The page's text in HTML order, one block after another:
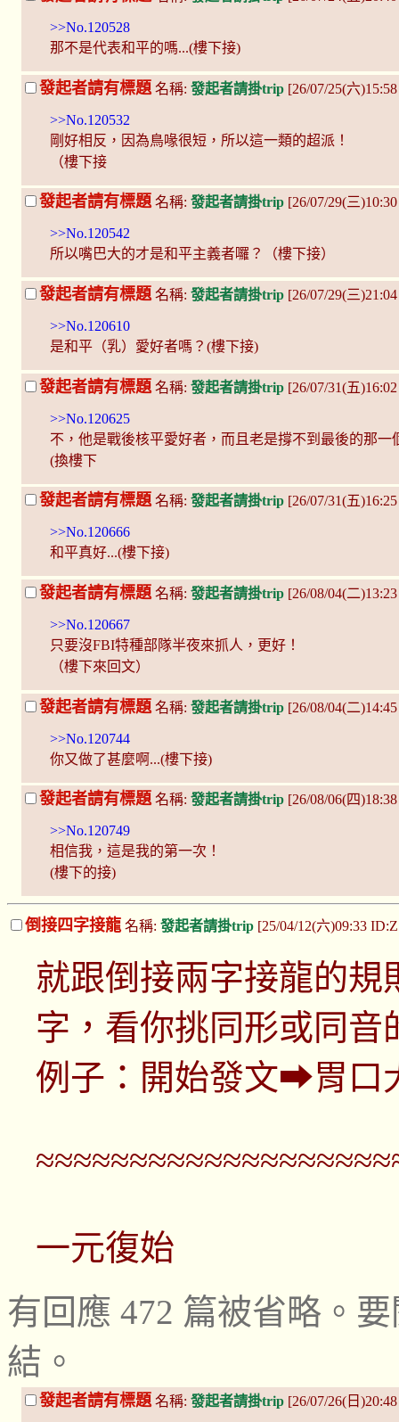
>>No.120528
那不是代表和平的嗎...(樓下接)
發起者請有標題 名稱: 發起者請掛trip [26/07/25(六
>>No.120532
剛好相反，因為鳥喙很短，所以這一類的超派！
（樓下接
發起者請有標題名稱: 發起者請掛trip [26/07/29(三
>>No.120542
所以嘴巴大的才是和平主義者囉？（樓下接）
發起者請有標題 名稱: 發起者請掛trip [26/07/29(三
>>No.120610
是和平（乳）愛好者嗎？(樓下接)
發起者請有標題 名稱: 發起者請掛trip [26/07/31(五
>>No.120625
不，他是戰後核平愛好者，而且老是撐不到最後的那一
(換樓下
發起者請有標題名稱: 發起者請掛trip [26/07/31(五
>>No.120666
和平真好...(樓下接)
發起者請有標題 名稱: 發起者請掛trip [26/08/04(二
>>No.120667
只要沒FBI特種部隊半夜來抓人，更好！
（樓下來回文）
發起者請有標題 名稱: 發起者請掛trip [26/08/04(二
>>No.120744
你又做了甚麼啊...(樓下接)
發起者請有標題名稱: 發起者請掛trip [26/08/06(四
>>No.120749
相信我，這是我的第一次！
(樓下的接)
倒接四字接龍 名稱: 發起者請掛trip [25/04/12(六)09:33
就跟倒接兩字接龍的
字，看你挑同形或同音
例子：開始發文⮕胃
一元復始
有回應 472 篇被省略。
結。
發起者請有標題 名稱: 發起者請掛trip [26/07/26(日